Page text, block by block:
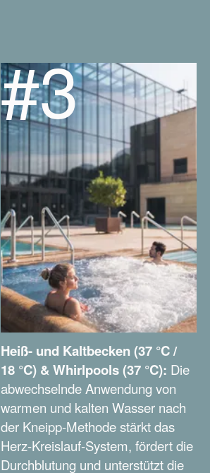
#3
Heiß- und Kaltbecken (37 °C /
18 °C) & Whirlpools (37 °C): Die
abwechselnde Anwendung von
warmen und kalten Wasser nach
der Kneipp-Methode stärkt das
Herz-Kreislauf-System, fördert die
Durchblutung und unterstützt die